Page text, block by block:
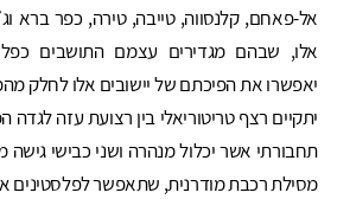
אל-פאחם, קלנסווה, טייבה, טירה, כפר ברא
אלו, שבהם מגדירים עצמם התושבים
יאפשרו את הפיכתם של יישובים אלו לחלק
יתקיים רצף טריטוריאלי בין רצועת עזה
תחבורתי אשר יכלול מנהרה ושני כבישי
מסילת רכבת מודרנית, שתאפשר לפלסטינים